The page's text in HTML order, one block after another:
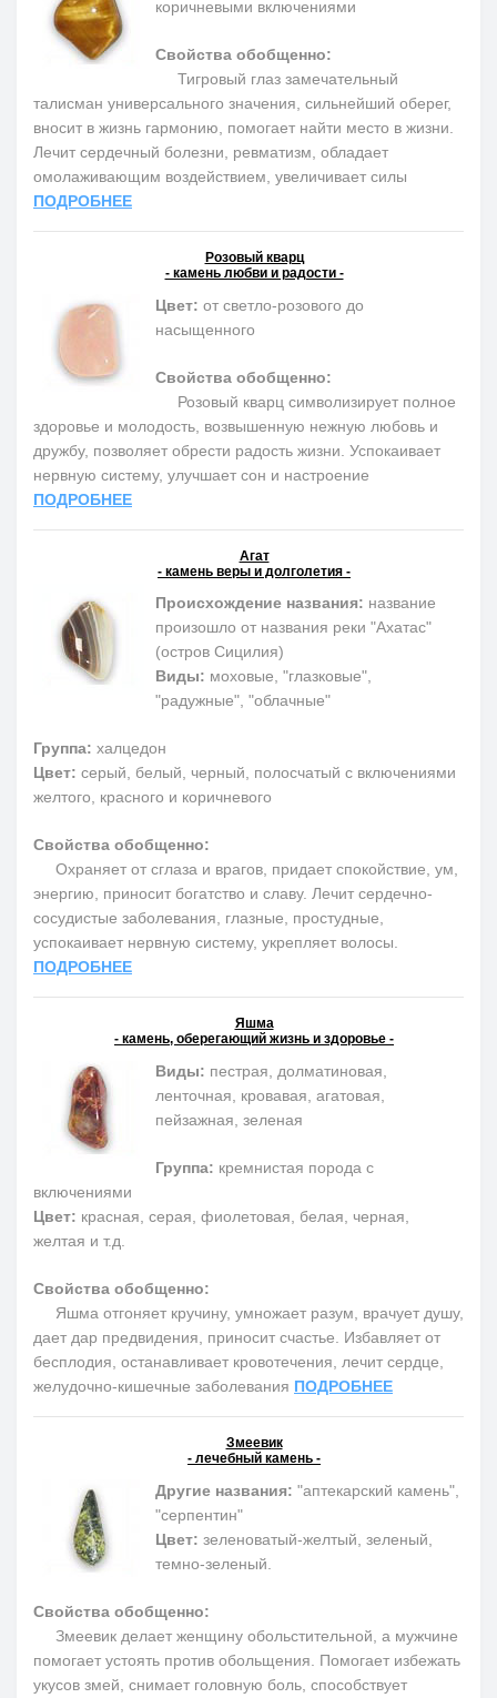
коричневыми включениями
Свойства обобщенно:
Тигровый глаз замечательный
талисман универсального значения, сильнейший оберег,
вносит в жизнь гармонию, помогает найти место в жизни.
Лечит сердечный болезни, ревматизм, обладает
омолаживающим воздействием, увеличивает силы
ПОДРОБНЕЕ
Розовый кварц
- камень любви и радости -
Цвет: от светло-розового до
насыщенного
Свойства обобщенно:
Розовый кварц символизирует полное
здоровье и молодость, возвышенную нежную любовь и
дружбу, позволяет обрести радость жизни. Успокаивает
нервную систему, улучшает сон и настроение
ПОДРОБНЕЕ
Агат
- камень веры и долголетия -
Происхождение названия: название
произошло от названия реки "Ахатас"
(остров Сицилия)
Виды: моховые, "глазковые",
"радужные", "облачные"
Группа: халцедон
Цвет: серый, белый, черный, полосчатый с включениями
желтого, красного и коричневого
Свойства обобщенно:
Охраняет от сглаза и врагов, придает спокойствие, ум,
энергию, приносит богатство и славу. Лечит сердечно-
сосудистые заболевания, глазные, простудные,
успокаивает нервную систему, укрепляет волосы.
ПОДРОБНЕЕ
Яшма
- камень, оберегающий жизнь и здоровье -
Виды: пестрая, долматиновая,
ленточная, кровавая, агатовая,
пейзажная, зеленая
Группа: кремнистая порода с
включениями
Цвет: красная, серая, фиолетовая, белая, черная,
желтая и т.д.
Свойства обобщенно:
Яшма отгоняет кручину, умножает разум, врачует душу,
дает дар предвидения, приносит счастье. Избавляет от
бесплодия, останавливает кровотечения, лечит сердце,
желудочно-кишечные заболевания ПОДРОБНЕЕ
Змеевик
- лечебный камень -
Другие названия: "аптекарский камень",
"серпентин"
Цвет: зеленоватый-желтый, зеленый,
темно-зеленый.
Свойства обобщенно:
Змеевик делает женщину обольстительной, а мужчине
помогает устоять против обольщения. Помогает избежать
укусов змей, снимает головную боль, способствует